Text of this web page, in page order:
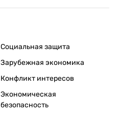
Социальная защита
Зарубежная экономика
Конфликт интересов
Экономическая
безопасность